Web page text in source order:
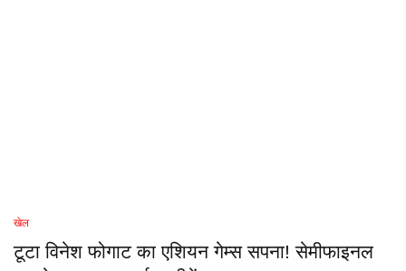
खेल
टूटा विनेश फोगाट का एशियन गेम्स सपना! सेमीफाइनल